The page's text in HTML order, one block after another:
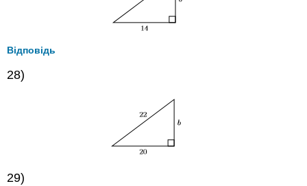
Відповідь
28)
29)